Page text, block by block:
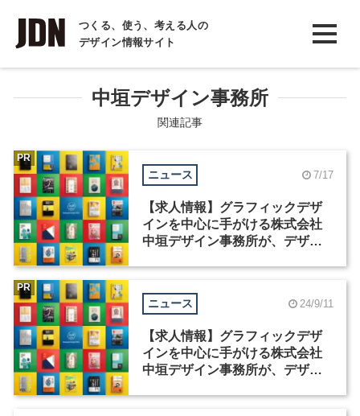
つくる、使う、考える人の
デザイン情報サイト
INTERVIEW
インタビュー
REPORT
COLUMN
コラム
中垣デザイン事務所
関連記事
ニュース 7/17
【求人情報】グラフィックデザ
インを中心に手がける株式会社
中垣デザイン事務所が、デザイ
PR
ニュース 24/9/11
【求人情報】グラフィックデザ
インを中心に手がける株式会社
中垣デザイン事務所が、デザイ
PR